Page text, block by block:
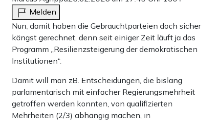
Melden
Nun, damit haben die Gebrauchtparteien doch sicher
kängst gerechnet, denn seit einiger Zeit läuft ja das
Programm „Resilienzsteigerung der demokratischen
Institutionen“.
Damit will man zB. Entscheidungen, die bislang
parlamentarisch mit einfacher Regierungsmehrheit
getroffen werden konnten, von qualifizierten
Mehrheiten (2/3) abhängig machen, in